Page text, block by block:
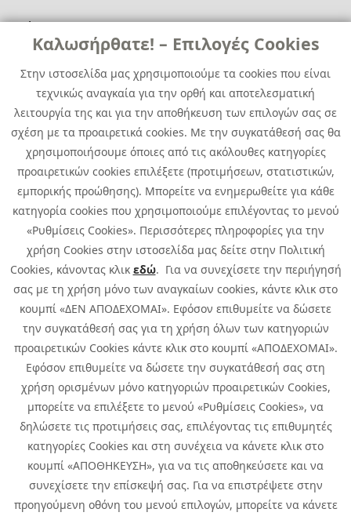
Καλωσήρθατε! – Επιλογές Cookies
Στην ιστοσελίδα μας χρησιμοποιούμε τα cookies που είναι
τεχνικώς αναγκαία για την ορθή και αποτελεσματική
λειτουργία της και για την αποθήκευση των επιλογών σας σε
σχέση με τα προαιρετικά cookies. Με την συγκατάθεσή σας θα
χρησιμοποιήσουμε όποιες από τις ακόλουθες κατηγορίες
προαιρετικών cookies επιλέξετε (προτιμήσεων, στατιστικών,
εμπορικής προώθησης). Μπορείτε να ενημερωθείτε για κάθε
κατηγορία cookies που χρησιμοποιούμε επιλέγοντας το μενού
«Ρυθμίσεις Cookies». Περισσότερες πληροφορίες για την
χρήση Cookies στην ιστοσελίδα μας δείτε στην Πολιτική
Cookies, κάνοντας κλικ εδώ. Για να συνεχίσετε την περιήγησή
σας με τη χρήση μόνο των αναγκαίων cookies, κάντε κλικ στο
κουμπί «ΔΕΝ ΑΠΟΔΕΧΟΜΑΙ». Εφόσον επιθυμείτε να δώσετε
την συγκατάθεσή σας για τη χρήση όλων των κατηγοριών
προαιρετικών Cookies κάντε κλικ στο κουμπί «ΑΠΟΔΕΧΟΜΑΙ».
Εφόσον επιθυμείτε να δώσετε την συγκατάθεσή σας στη
χρήση ορισμένων μόνο κατηγοριών προαιρετικών Cookies,
μπορείτε να επιλέξετε το μενού «Ρυθμίσεις Cookies», να
δηλώσετε τις προτιμήσεις σας, επιλέγοντας τις επιθυμητές
κατηγορίες Cookies και στη συνέχεια να κάνετε κλικ στο
κουμπί «ΑΠΟΘΗΚΕΥΣΗ», για να τις αποθηκεύσετε και να
συνεχίσετε την επίσκεψή σας. Για να επιστρέψετε στην
προηγούμενη οθόνη του μενού επιλογών, μπορείτε να κάνετε
Χρήσιμα
Χρήσιμα
Επικοινωνία
Media Kit
Καριέρα
Όμιλος Quest
Site Map